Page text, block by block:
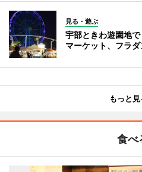
見る・遊ぶ
宇部ときわ遊園地
マーケット、フラダ
もっと見
食べ